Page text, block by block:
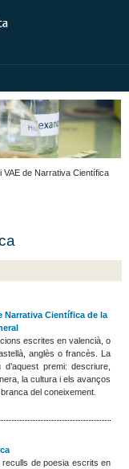
VAE de Narrativa Científica
Narrativa Científica de la
escrites en valencià, o
anglès o francès. La
premi: descriure,
la cultura i els avanços
del coneixement.
de poesia escrits en